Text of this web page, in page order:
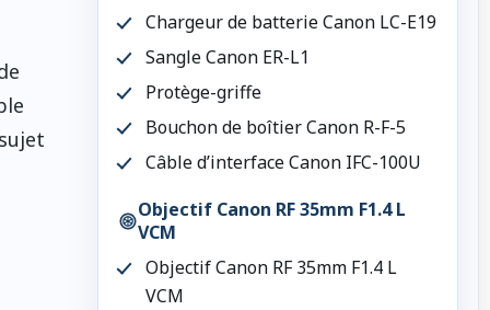
Chargeur de batterie Canon LC-E19
Sangle Canon ER-L1
Protège-griffe
Bouchon de boîtier Canon R-F-5
Câble d’interface Canon IFC-100U
Objectif Canon RF 35mm F1.4 L
VCM
Objectif Canon RF 35mm F1.4 L
VCM